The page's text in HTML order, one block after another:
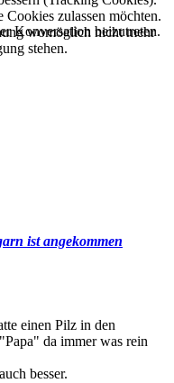
Konversation beizutreten.
ist angekommen
einen Pilz in den
da immer was rein
besser.
Cookies zulassen möchten.
womöglich nicht mehr
stehen.